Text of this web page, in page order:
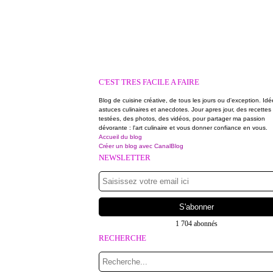
C'EST TRES FACILE A FAIRE
Blog de cuisine créative, de tous les jours ou d'exception.
astuces culinaires et anecdotes. Jour apres jour, des recettes
testées, des photos, des vidéos, pour partager ma passion
dévorante : l'art culinaire et vous donner confiance en vous.
Accueil du blog
Créer un blog avec CanalBlog
NEWSLETTER
1 704 abonnés
RECHERCHE